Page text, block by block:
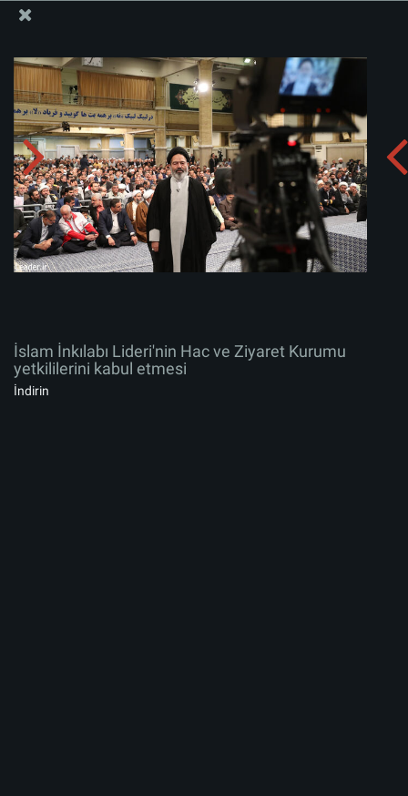
İslam İnkılabı Lideri'nin Hac ve Ziyaret Kurumu
yetkililerini kabul etmesi
Albümü indirin:
İslam İnkılabı Lideri'nin Hac ve Ziyaret Kurumu
yetkililerini kabul etmesi
İndirin